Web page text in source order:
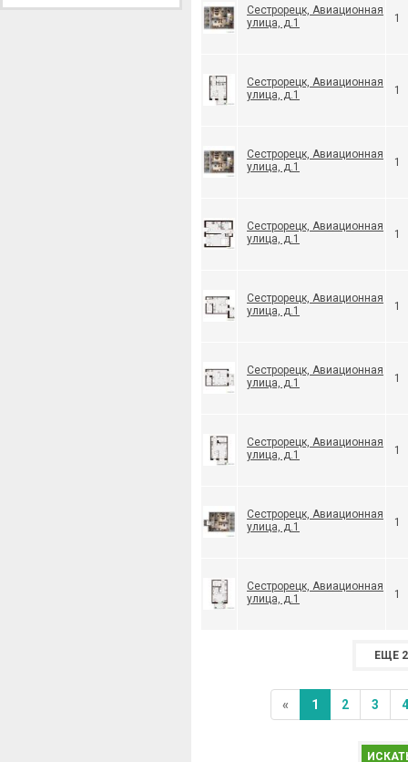
Сестрорецк, Авиационная
улица, д.1
1
Сестрорецк, Авиационная
улица, д.1
1
Сестрорецк, Авиационная
улица, д.1
1
Сестрорецк, Авиационная
улица, д.1
1
Сестрорецк, Авиационная
улица, д.1
1
Сестрорецк, Авиационная
улица, д.1
1
Сестрорецк, Авиационная
улица, д.1
1
Сестрорецк, Авиационная
улица, д.1
1
Сестрорецк, Авиационная
улица, д.1
1
ЕЩЕ
« 1 2 3 4